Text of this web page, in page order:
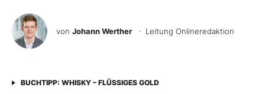
von Johann Werther · Leitung Onlineredaktion
BUCHTIPP: WHISKY – FLÜSSIGES GOLD